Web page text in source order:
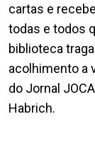
cartas e
todas e todos
biblioteca
acolhimento a
do Jornal
Habrich.